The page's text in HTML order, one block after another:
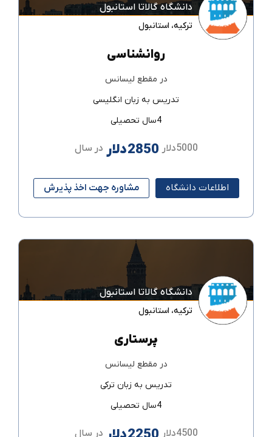
دانشگاه گالاتا استانبول
ترکیه، استانبول
روانشناسی
در مقطع لیسانس
تدریس به زبان انگلیسی
4سال تحصیلی
5000دلار 2850دلار در سال
اطلاعات دانشگاه مشاوره جهت اخذ پذیرش
دانشگاه گالاتا استانبول
ترکیه، استانبول
پرستاری
در مقطع لیسانس
تدریس به زبان ترکی
4سال تحصیلی
4500دلار در سال